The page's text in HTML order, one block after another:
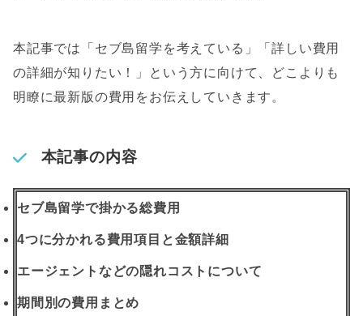
本記事では「セブ島留学を考えている」「詳しい費用
の詳細が知りたい！」という方に向けて、どこよりも
明瞭に最新版の費用をお伝えしていきます。
本記事の内容
セブ島留学で掛かる総費用
4つに分かれる費用項目と金額詳細
エージェントなどの隠れコストについて
期間別の費用まとめ